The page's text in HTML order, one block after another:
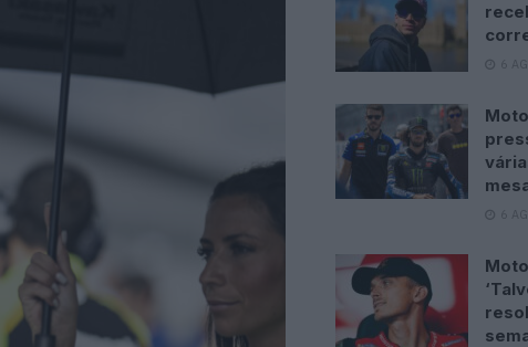
6
6